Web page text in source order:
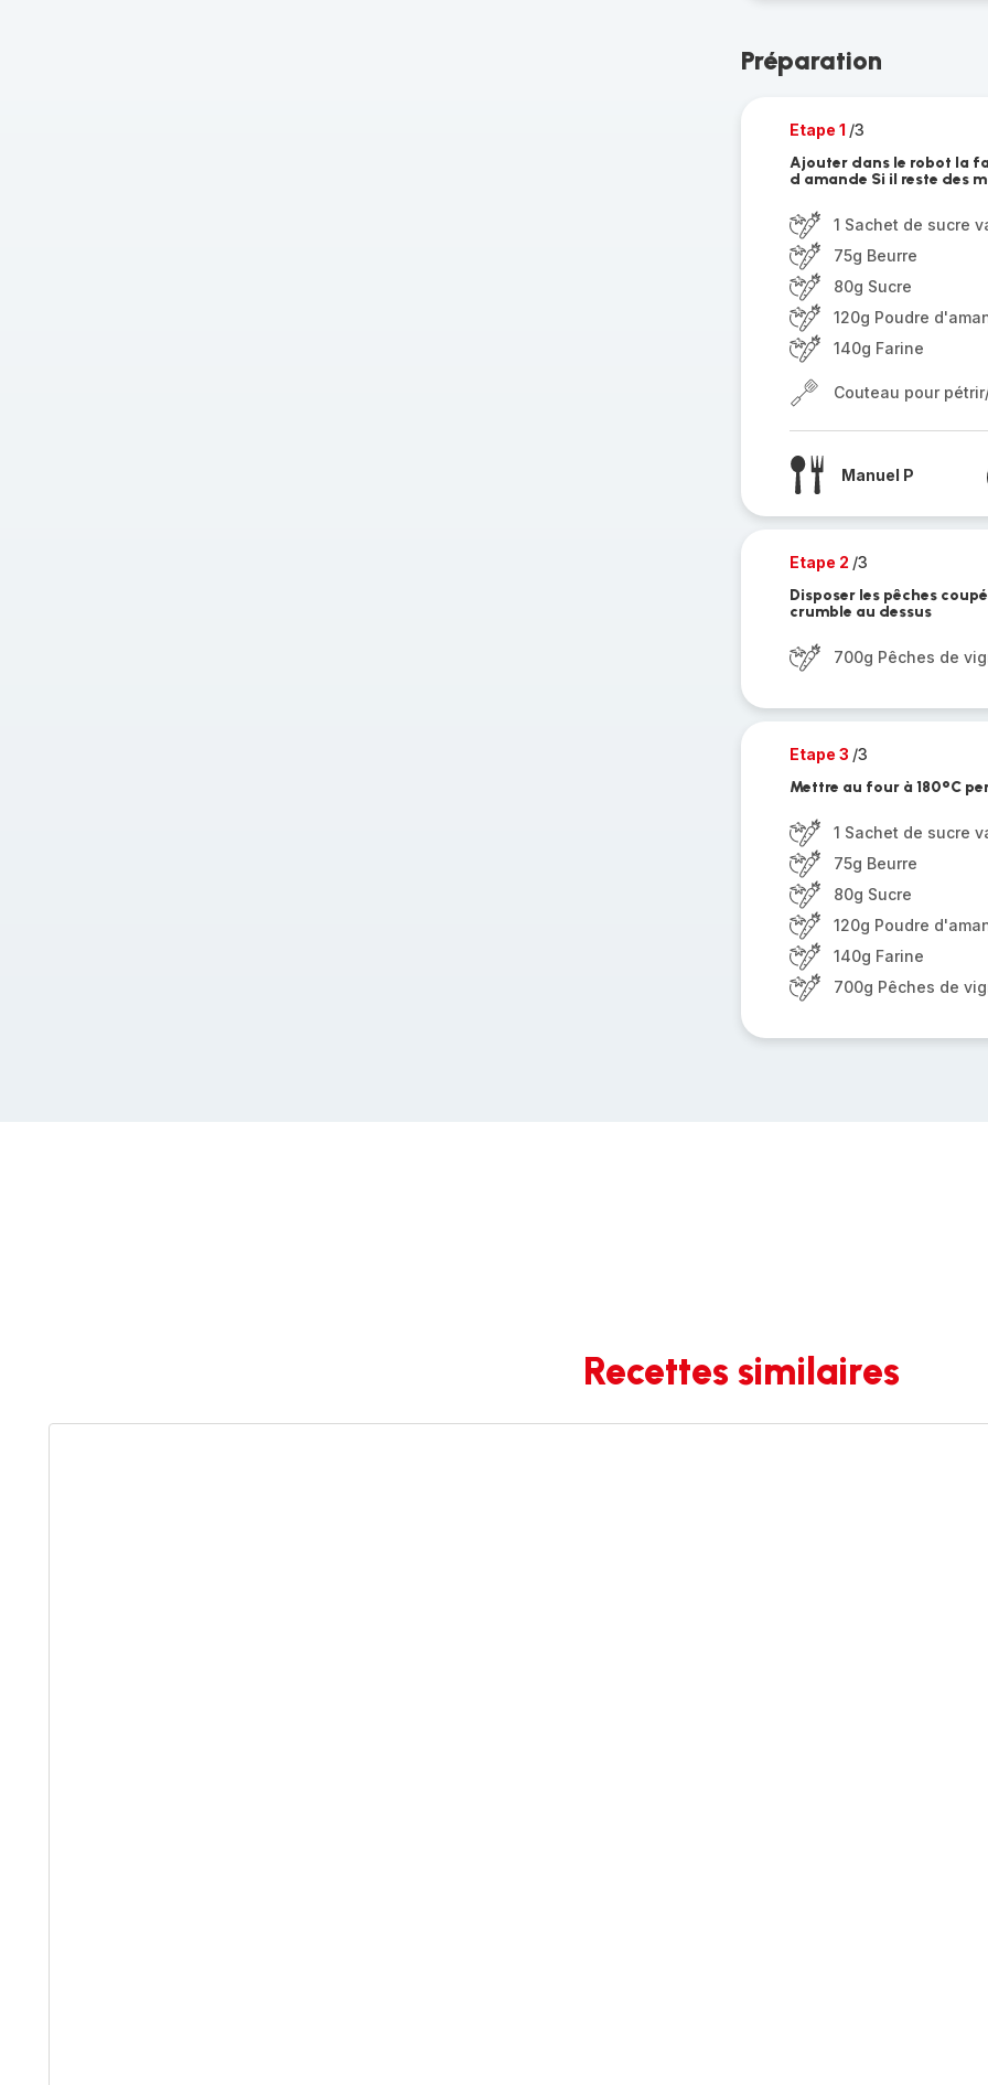
Préparation
Etape 1 /3
Ajouter dans le robot la
d amande Si il reste des
1 Sachet de sucre
75g Beurre
80g Sucre
120g Poudre
140g Farine
Couteau pour
Manuel P
Etape 2 /3
Disposer les pêches
crumble au dessus
700g Pêches de
Etape 3 /3
Mettre au four à 180°C
1 Sachet de sucre
75g Beurre
80g Sucre
120g Poudre
140g Farine
700g Pêches de
Recettes similaires